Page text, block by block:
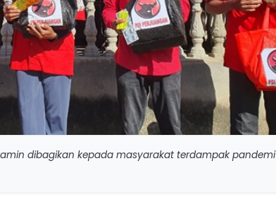
dibagikan kepada masyarakat terdampak pandemi